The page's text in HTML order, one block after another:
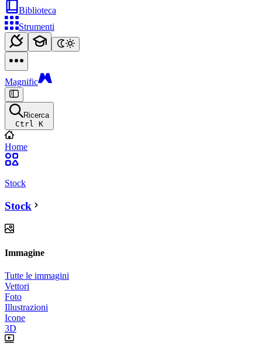
Biblioteca
Strumenti
Magnific
Ricerca
Ctrl K
Home
Stock
Stock
Immagine
Tutte le immagini
Vettori
Foto
Illustrazioni
Icone
3D